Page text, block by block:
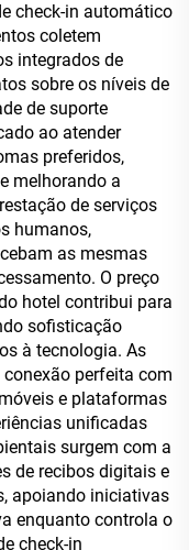
check-in automático
coletem
integrados de
sobre os níveis de
de suporte
ao atender
preferidos,
melhorando a
de serviços
humanos,
as mesmas
O preço
hotel contribui para
sofisticação
à tecnologia. As
perfeita com
e plataformas
unificadas
surgem com a
de recibos digitais e
apoiando iniciativas
enquanto controla o
check-in